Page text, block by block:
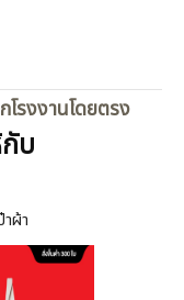
โรงงานโดยตรง
บ
ผ้า